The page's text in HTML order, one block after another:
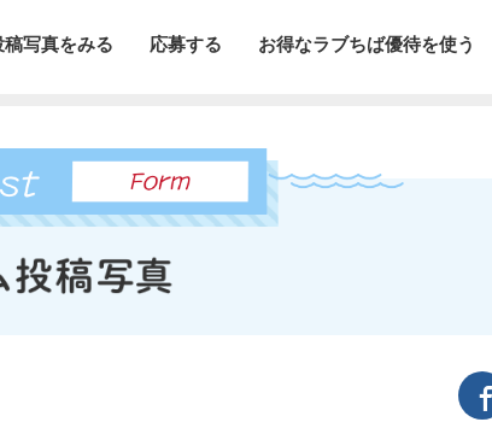
稿写真をみる 応募する お得なラブちば優待を使う